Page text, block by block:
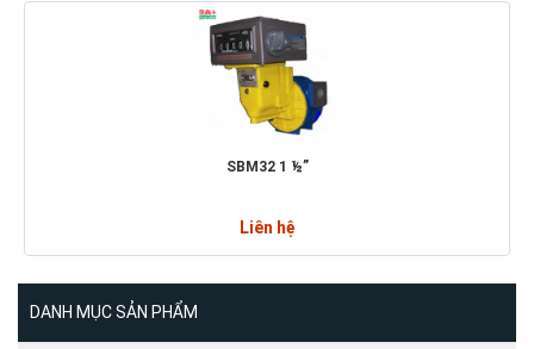
SBM32 1 ½”
Liên hệ
DANH MỤC SẢN PHẨM